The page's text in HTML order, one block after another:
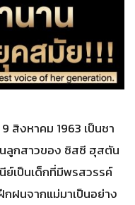
สิงหาคม 1963 เป็นชา
ลูกสาวของ ซิสซี ฮุสตัน
ย์เป็นเด็กที่มีพรสวรรค์
กฝนจากแม่มาเป็นอย่าง